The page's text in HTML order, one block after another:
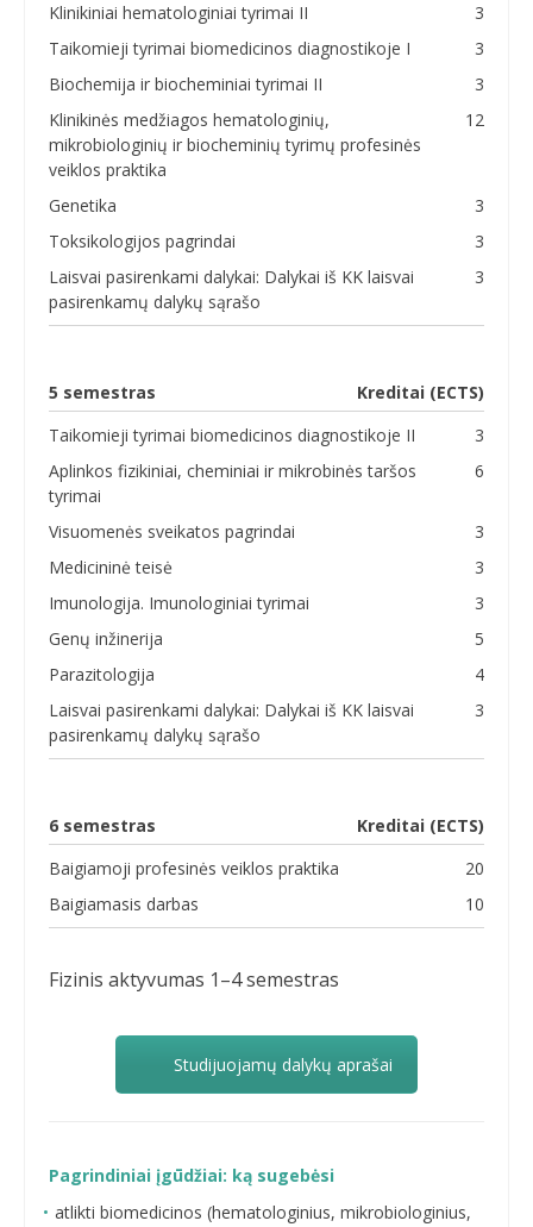
Klinikiniai hematologiniai tyrimai II
3
Taikomieji tyrimai biomedicinos diagnostikoje I
3
Biochemija ir biocheminiai tyrimai II
3
Klinikinės medžiagos hematologinių,
mikrobiologinių ir biocheminių tyrimų profesinės
veiklos praktika
12
Genetika
3
Toksikologijos pagrindai
3
Laisvai pasirenkami dalykai: Dalykai iš KK laisvai
pasirenkamų dalykų sąrašo
3
5 semestras
Kreditai (ECTS)
Taikomieji tyrimai biomedicinos diagnostikoje II
3
Aplinkos fizikiniai, cheminiai ir mikrobinės taršos
tyrimai
6
Visuomenės sveikatos pagrindai
3
Medicininė teisė
3
Imunologija. Imunologiniai tyrimai
3
Genų inžinerija
5
Parazitologija
4
Laisvai pasirenkami dalykai: Dalykai iš KK laisvai
pasirenkamų dalykų sąrašo
3
6 semestras
Kreditai (ECTS)
Baigiamoji profesinės veiklos praktika
20
Baigiamasis darbas
10
Fizinis aktyvumas 1–4 semestras
Studijuojamų dalykų aprašai
Pagrindiniai įgūdžiai: ką sugebėsi
atlikti biomedicinos (hematologinius, mikrobiologinius,